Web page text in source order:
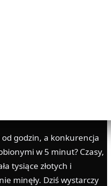
godzin, a konkurencja
w 5 minut? Czasy,
tysiące złotych i
minęły. Dziś wystarczy